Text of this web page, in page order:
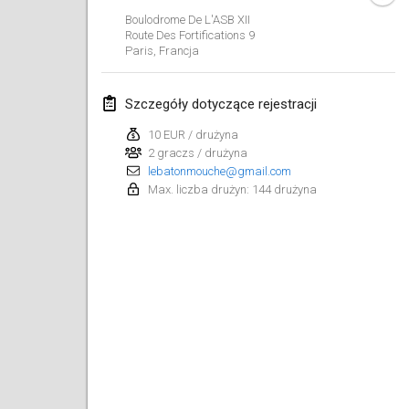
Boulodrome De L'ASB XII
Route Des Fortifications 9
Paris Francja
Szczegóły dotyczące rejestracji
10 EUR / drużyna
2 graczs / drużyna
lebatonmouche@gmail.com
Max. liczba drużyn: 144 drużyna
luty 2019
2 lut 2019| Finlandia
Lumi Mölkky
9 lut 2019|Finlandia